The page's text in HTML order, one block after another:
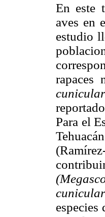
En este
aves en
estudio
rapaces
Para el
especies